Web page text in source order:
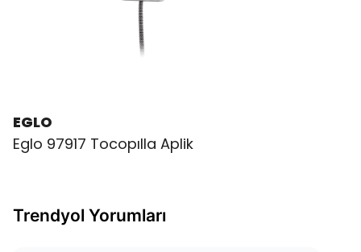
EGLO
Eglo 97917 Tocopılla Aplik
Trendyol Yorumları